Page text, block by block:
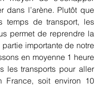
dans l’arène. Plutôt que
temps de transport, les
permet de reprendre la
partie importante de notre
en moyenne 1 heure
les transports pour aller
France, soit environ 10